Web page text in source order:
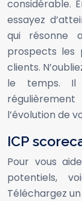
considérable.
essayez
qui résonne
prospects les
clients.
le temps. Il
l’évolution de
ICP
Pour vous
potentiels,
Téléchargez